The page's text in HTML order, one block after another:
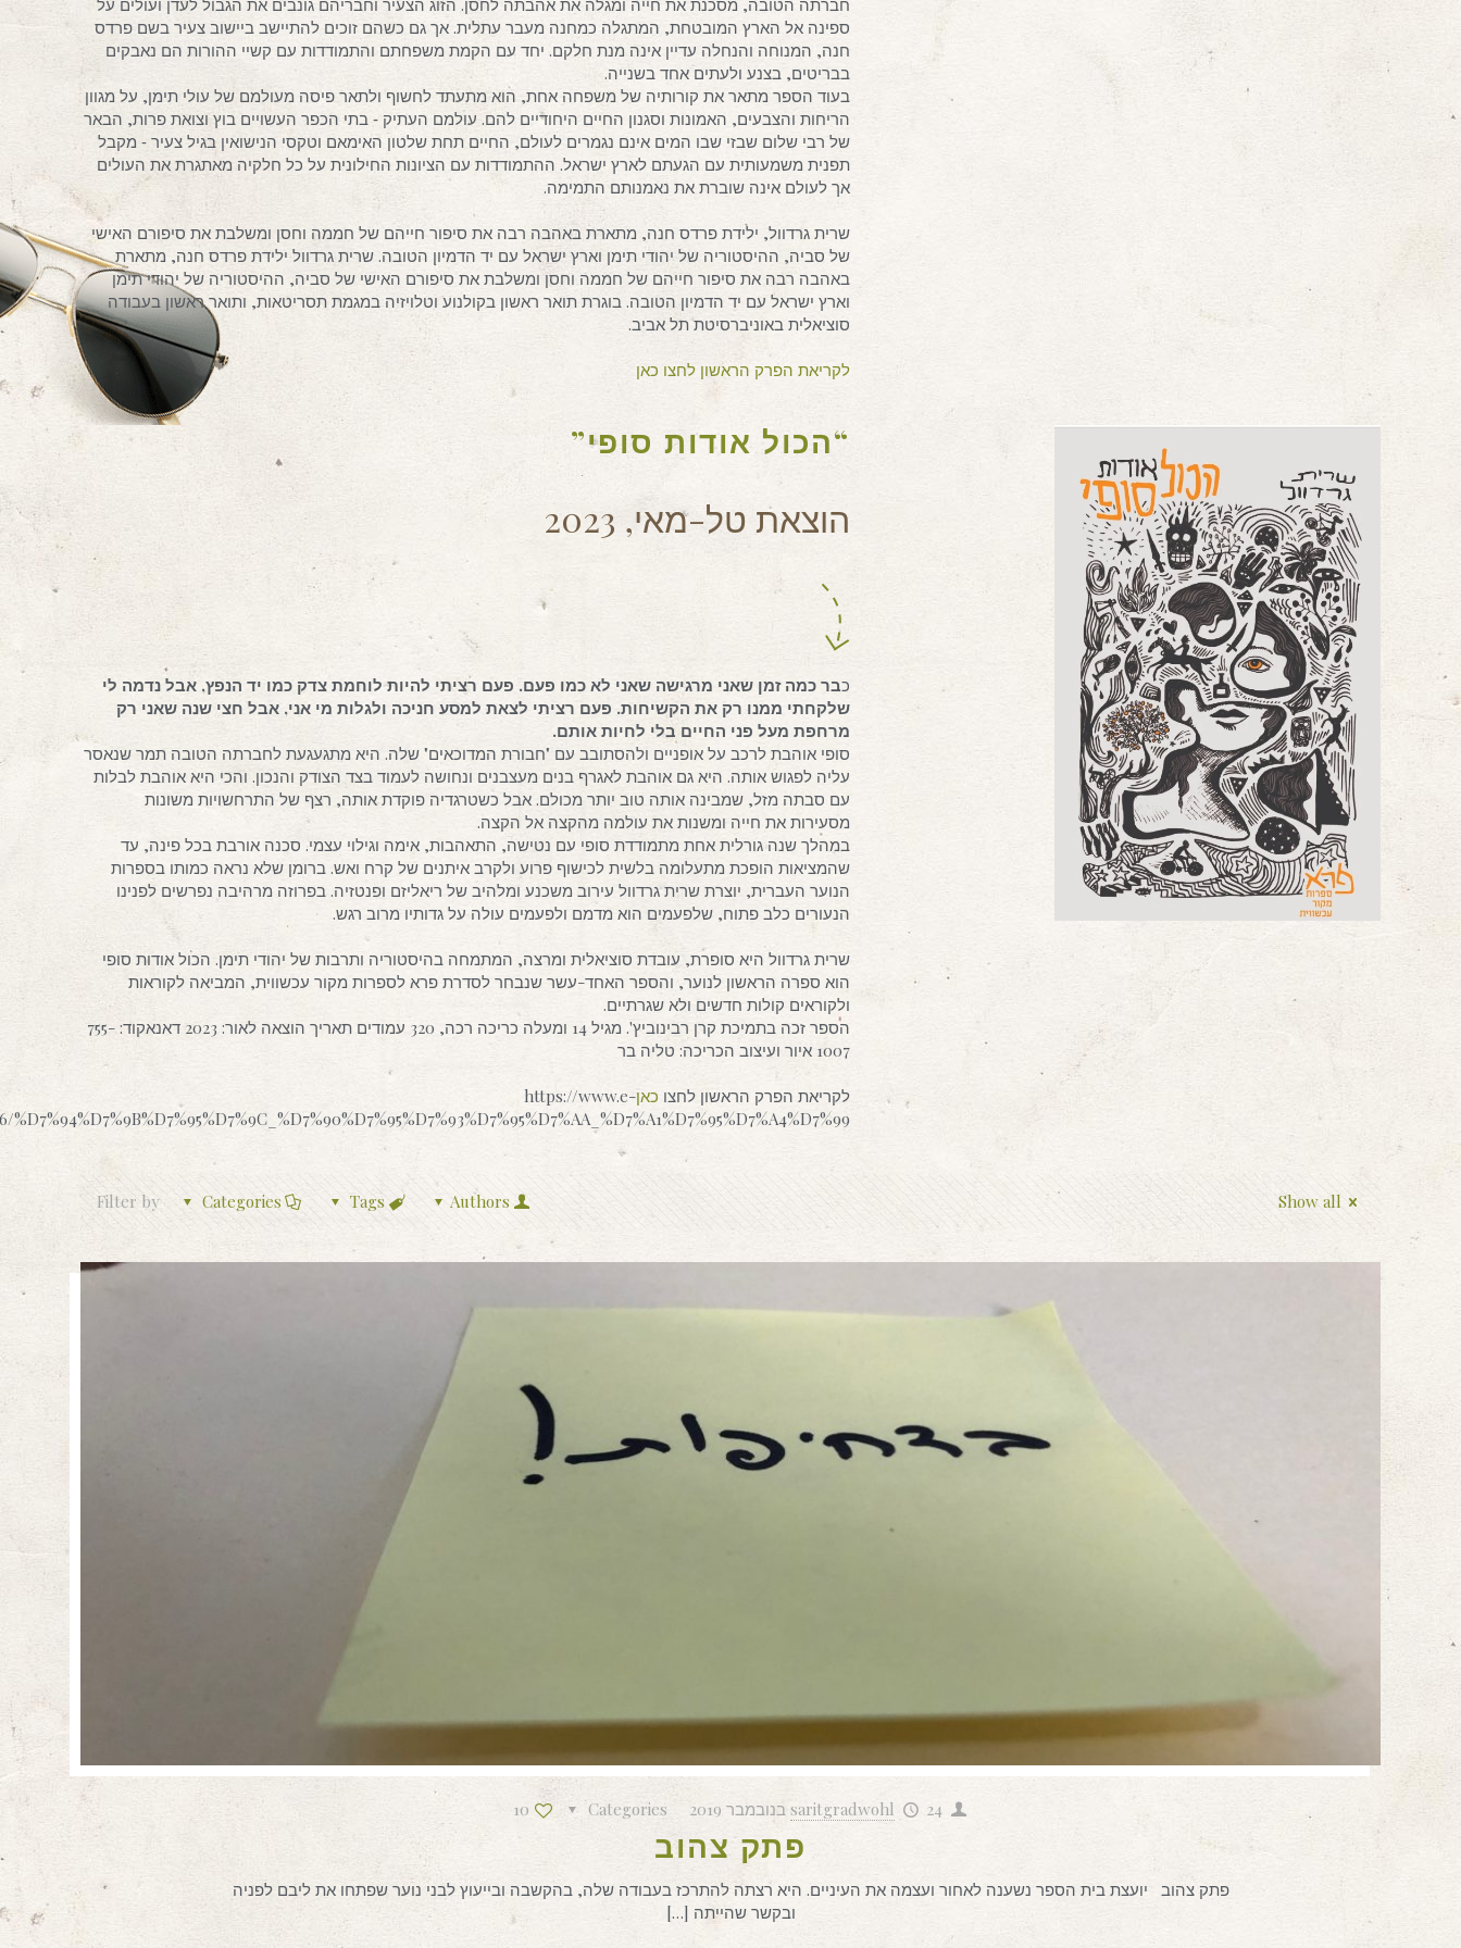
חברתה הטובה, מסכנת את חייה ומגלה את אהבתה לחסן. הזוג הצעיר וחבריהם גונבים את הגבול לעדן ועולים על
ספינה אל הארץ המובטחת, המתגלה כמחנה מעבר עתלית. אך גם כשהם זוכים להתיישב ביישוב צעיר בשם פרדס
חנה, המנוחה והנחלה עדיין אינה מנת חלקם. יחד עם הקמת משפחתם והתמודדות עם קשיי ההורות הם נאבקים
בבריטים, בצנע ולעתים אחד בשנייה.
בעוד הספר מתאר את קורותיה של משפחה אחת, הוא מתעתד לחשוף ולתאר פיסה מעולמם של עולי תימן, על מגוון
הריחות והצבעים, האמונות וסגנון החיים היחודיים להם. עולמם העתיק ‐ בתי הכפר העשויים בוץ וצואת פרות, הבאר
של רבי שלום שבזי שבו המים אינם נגמרים לעולם, החיים תחת שלטון האימאם וטקסי הנישואין בגיל צעיר ‐ מקבל
תפנית משמעותית עם הגעתם לארץ ישראל. ההתמודדות עם הציונות החילונית על כל חלקיה מאתגרת את העולים
אך לעולם אינה שוברת את נאמנותם התמימה.
שרית גרדוול, ילידת פרדס חנה, מתארת באהבה רבה את סיפור חייהם של חממה וחסן ומשלבת את סיפורם האישי
של סביה, ההיסטוריה של יהודי תימן וארץ ישראל עם יד הדמיון הטובה. שרית גרדוול ילידת פרדס חנה, מתארת
באהבה רבה את סיפור חייהם של חממה וחסן ומשלבת את סיפורם האישי של סביה, ההיסטוריה של יהודי תימן
וארץ ישראל עם יד הדמיון הטובה. בוגרת תואר ראשון בקולנוע וטלויזיה במגמת תסריטאות, ותואר ראשון בעבודה
סוציאלית באוניברסיטת תל אביב.
לקריאת הפרק הראשון לחצו כאן
“הכול אודות סופי”
הוצאת טל-מאי, 2023
כבר כמה זמן שאני מרגישה שאני לא כמו פעם. פעם רציתי להיות לוחמת צדק כמו יד הנפץ, אבל נדמה לי
שלקחתי ממנו רק את הקשיחות. פעם רציתי לצאת למסע חניכה ולגלות מי אני, אבל חצי שנה שאני רק
מרחפת מעל פני החיים בלי לחיות אותם.
סופי אוהבת לרכב על אופניים ולהסתובב עם "חבורת המדוכאים" שלה. היא מתגעגעת לחברתה הטובה תמר שנאסר
עליה לפגוש אותה. היא גם אוהבת לאגרף בנים מעצבנים ונחושה לעמוד בצד הצודק והנכון. והכי היא אוהבת לבלות
עם סבתה מזל, שמבינה אותה טוב יותר מכולם. אבל כשטרגדיה פוקדת אותה, רצף של התרחשויות משונות
מסעירות את חייה ומשנות את עולמה מהקצה אל הקצה.
במהלך שנה גורלית אחת מתמודדת סופי עם נטישה, התאהבות, אימה וגילוי עצמי. סכנה אורבת בכל פינה, עד
שהמציאות הופכת מתעלומה בלשית לכישוף פרוע ולקרב איתנים של קרח ואש. ברומן שלא נראה כמותו בספרות
הנוער העברית, יוצרת שרית גרדוול עירוב משכנע ומלהיב של ריאליזם ופנטזיה. בפרוזה מרהיבה נפרשים לפנינו
הנעורים כלב פתוח, שלפעמים הוא מדמם ולפעמים עולה על גדותיו מרוב רגש.
שרית גרדוול היא סופרת, עובדת סוציאלית ומרצה, המתמחה בהיסטוריה ותרבות של יהודי תימן. הכול אודות סופי
הוא ספרה הראשון לנוער, והספר האחד-עשר שנבחר לסדרת פרא לספרות מקור עכשווית, המביאה לקוראות
ולקוראים קולות חדשים ולא שגרתיים.
הספר זכה בתמיכת קרן רבינוביץ'. מגיל 14 ומעלה כריכה רכה, 320 עמודים תאריך הוצאה לאור: 2023 דאנאקוד: 755-
1007 איור ועיצוב הכריכה: טליה בר
לקריאת הפרק הראשון לחצו כאןhttps://www.e-
Filter by Categories Tags Authors Show all
saritgradwohl 24 בנובמבר 2019 Categories
10
פתק צהוב
פתק צהוב יועצת בית הספר נשענה לאחור ועצמה את העיניים. היא רצתה להתרכז בעבודה שלה, בהקשבה ובייעוץ לבני נוער שפתחו את ליבם לפניה
ובקשר שהייתה […]